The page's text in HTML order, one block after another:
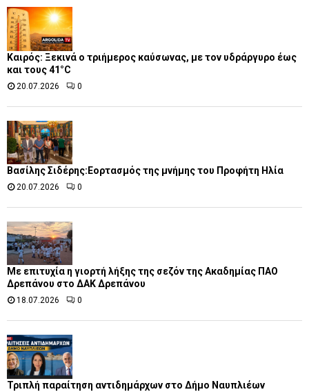
Καιρός: Ξεκινά ο τριήμερος καύσωνας, με τον υδράργυρο έως
και τους 41°C
20.07.2026 0
Βασίλης Σιδέρης:Εορτασμός της μνήμης του Προφήτη Ηλία
20.07.2026 0
Με επιτυχία η γιορτή λήξης της σεζόν της Ακαδημίας ΠΑΟ
Δρεπάνου στο ΔΑΚ Δρεπάνου
18.07.2026 0
Τριπλή παραίτηση αντιδημάρχων στο Δήμο Ναυπλιέων